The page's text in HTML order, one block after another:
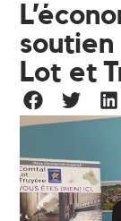
Lot et